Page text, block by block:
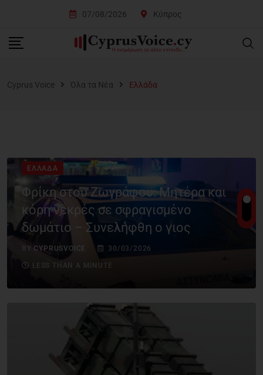
07/08/2026 Κύπρος
Cyprus Voice Όλα τα Νέα Ελλάδα
ΕΛΛΆΔΑ
Φρίκη στου Ζωγράφου: Μητέρα και
κόρη νεκρές σε σφραγισμένο
δωμάτιο – Συνελήφθη ο γιος
BYCYPRUSVOICE 30/03/2026
LESS THAN A MINUTE